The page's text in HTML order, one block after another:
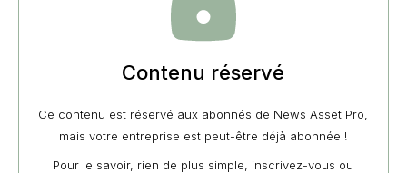
Contenu réservé
Ce contenu est réservé aux abonnés de News Asset Pro,
mais votre entreprise est peut-être déjà abonnée !
Pour le savoir, rien de plus simple, inscrivez-vous ou